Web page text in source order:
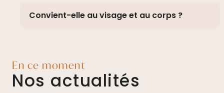
Convient-elle au visage et au corps ?
En ce moment
Nos actualités